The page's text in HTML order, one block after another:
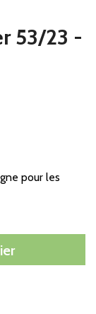
53/23 -
pour les